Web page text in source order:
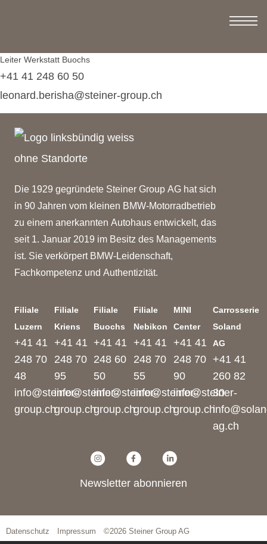
Leiter Werkstatt Buochs
+41 41 248 60 50
leonard.berisha@steiner-group.ch
Die 1929 gegründete Steiner Group AG hat sich
in 90 Jahren vom kleinen BMW-Motorradbetrieb
zu einem anerkannten Autohaus entwickelt, das
seit 1. Januar 2019 im Besitz des Managements
ist. Sie verkörpert BMW-Leidenschaft,
Fachkompetenz und Authentizität.
Filiale
Luzern
+41 41
248 70
48
info@steiner-
group.ch
Filiale
Kriens
+41 41
248 70
95
info@steiner-
group.ch
Filiale
Buochs
+41 41
248 60
50
info@steiner-
group.ch
Filiale
Nebikon
+41 41
248 70
55
info@steiner-
group.ch
MINI
Center
+41 41
248 70
90
info@steiner-
group.ch
Carrosserie
Soland
AG
+41 41
260 82
30
ag.ch
Newsletter abonnieren
Datenschutz Impressum ©2026 Steiner Group AG